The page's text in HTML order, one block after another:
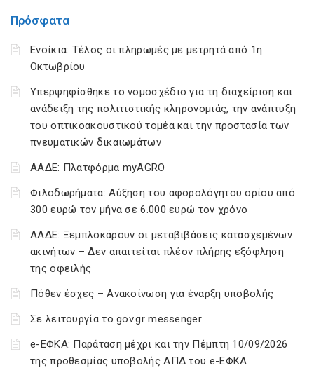
Πρόσφατα
Ενοίκια: Τέλος οι πληρωμές με μετρητά από 1η
Οκτωβρίου
Υπερψηφίσθηκε το νομοσχέδιο για τη διαχείριση και
ανάδειξη της πολιτιστικής κληρονομιάς, την ανάπτυξη
του οπτικοακουστικού τομέα και την προστασία των
πνευματικών δικαιωμάτων
ΑΑΔΕ: Πλατφόρμα myAGRO
Φιλοδωρήματα: Αύξηση του αφορολόγητου ορίου από
300 ευρώ τον μήνα σε 6.000 ευρώ τον χρόνο
ΑΑΔΕ: Ξεμπλοκάρουν οι μεταβιβάσεις κατασχεμένων
ακινήτων – Δεν απαιτείται πλέον πλήρης εξόφληση
της οφειλής
Πόθεν έσχες – Ανακοίνωση για έναρξη υποβολής
Σε λειτουργία το gov.gr messenger
e-ΕΦΚΑ: Παράταση μέχρι και την Πέμπτη 10/09/2026
της προθεσμίας υποβολής ΑΠΔ του e-ΕΦΚΑ